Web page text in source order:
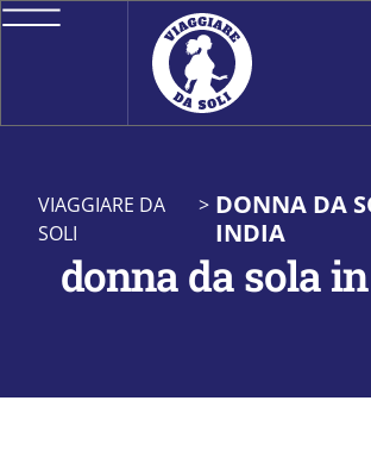
VIAGGIARE DA
SOLI
> DONNA DA
INDIA
donna da sola